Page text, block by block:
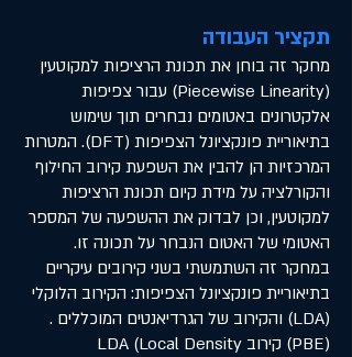
תקציר העבודה
מחקר זה בוחן את תכונת הרציפות למקוטעין
(Piecewise Linearity) עבור צפיפות
אלקטרונים באטומים נבחרים תוך שימוש
בתיאוריית פונקציונל הצפיפות (DFT). המטרות
המרכזיות הן להבין את השפעת קירוב החילוף
והקורלציה על מידת קיום תכונת הרציפות
למקוטעין, וכן לבדוק את ההשפעה של המספר
האטומי של האטום הנבחר על תכונה זו.
במחקר זה השתמשתי בשני קירובים עיקריים
בתיאוריית פונקציונל הצפיפות: הקירוב הלוקלי
(LDA) והקירוב של הגרדיאנטים המוכללים .
(PBE) קירוב LDA (Local Density